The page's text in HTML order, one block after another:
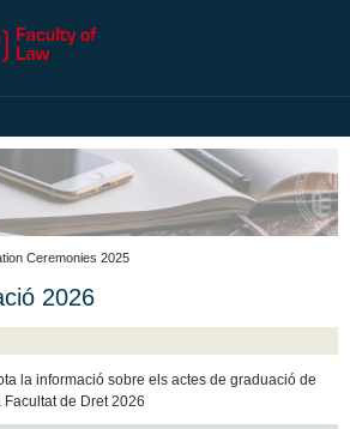
Ceremonies 2025
2026
la informació sobre els actes de graduació de
de Dret 2026